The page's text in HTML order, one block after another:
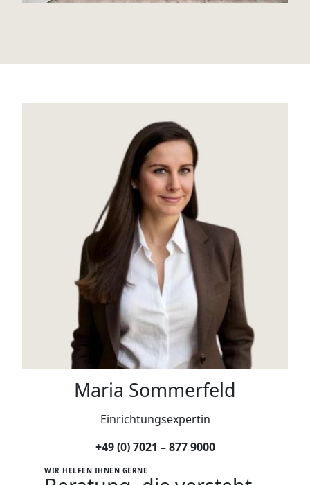
Maria Sommerfeld
Einrichtungsexpertin
+49 (0) 7021 – 877 9000
WIR HELFEN IHNEN GERNE